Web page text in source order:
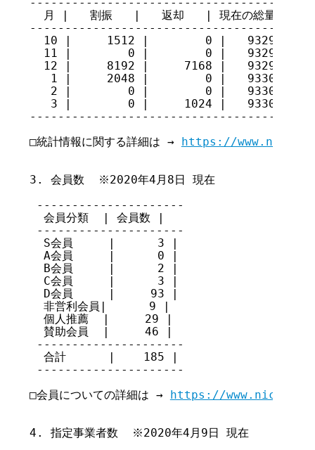
  月 |   割振   |   返却   | 現在の総量
  10 |     1512 |        0 |   93298608
  11 |        0 |        0 |   93298608
  12 |     8192 |     7168 |   93299632
   1 |     2048 |        0 |   93301680
   2 |        0 |        0 |   93301680
   3 |        0 |     1024 |   93300656
□統計情報に関する詳細は → https://
3. 会員数  ※2020年4月8日 現在
---------------------
  会員分類  | 会員数 |
---------------------
  S会員     |      3 |
  A会員     |      0 |
  B会員     |      2 |
  C会員     |      3 |
  D会員     |     93 |
  非営利会員|      9 |
  個人推薦  |     29 |
  賛助会員  |     46 |
---------------------
  合計      |    185 |
---------------------
□会員についての詳細は → https://
4. 指定事業者数  ※2020年4月9日 現在